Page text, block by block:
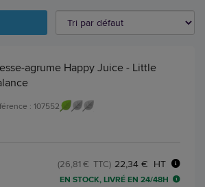
agrume Happy Juice - Little
: 107552
22,34 € HT
(26,81 € TTC)
EN STOCK, LIVRÉ EN 24/48H